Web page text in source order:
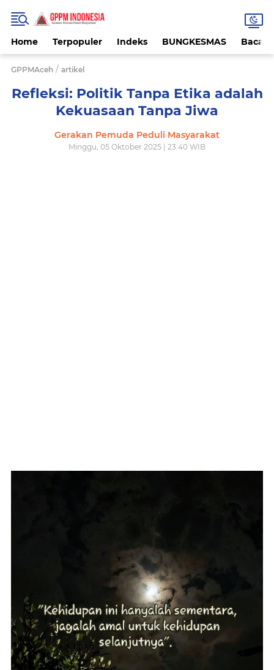
Home Terpopuler Indeks BUNGKESMAS
GPPMAceh / artikel
Refleksi: Politik Tanpa Etika adalah
Kekuasaan Tanpa Jiwa
Gerakan Pemuda Peduli Masyarakat
Minggu, 05 Oktober 2025 | 23:40 WIB